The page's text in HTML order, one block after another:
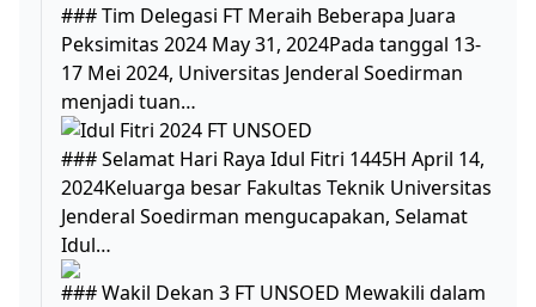
### Tim Delegasi FT Meraih Beberapa Juara
Peksimitas 2024 May 31, 2024Pada tanggal 13-
17 Mei 2024, Universitas Jenderal Soedirman
menjadi tuan…
### Selamat Hari Raya Idul Fitri 1445H April 14,
2024Keluarga besar Fakultas Teknik Universitas
Jenderal Soedirman mengucapakan, Selamat
Idul…
### Wakil Dekan 3 FT UNSOED Mewakili dalam